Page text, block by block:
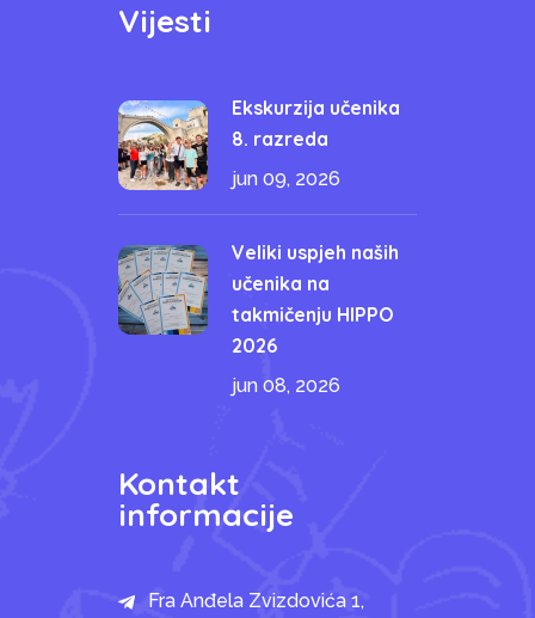
Vijesti
Ekskurzija učenika
8. razreda
jun 09, 2026
Veliki uspjeh naših
učenika na
takmičenju HIPPO
2026
jun 08, 2026
Kontakt
informacije
Fra Anđela Zvizdovića 1,